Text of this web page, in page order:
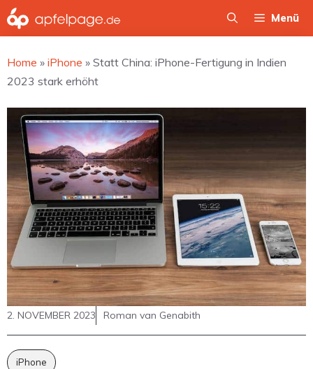
Zum
Inhalt
Menü
Home » iPhone » Statt China: iPhone-Fertigung in Indien
2023 stark erhöht
2. NOVEMBER 2023 Roman van Genabith
iPhone